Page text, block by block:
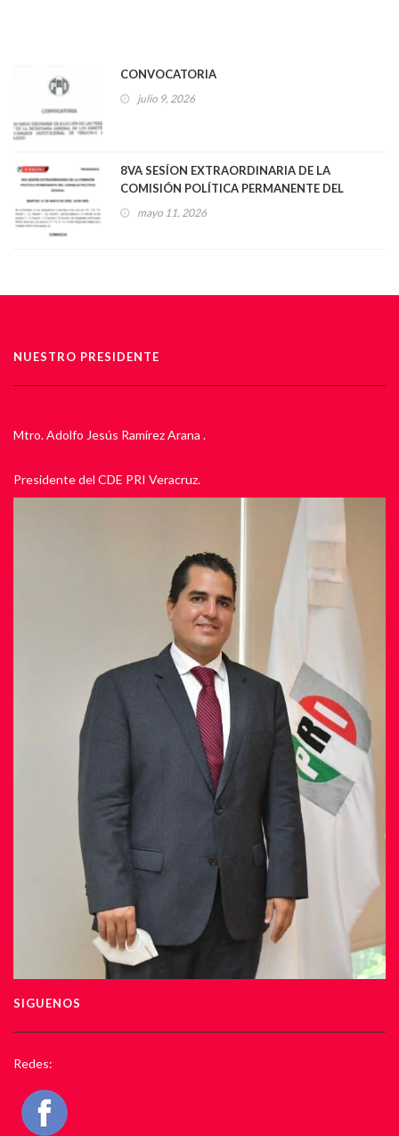
CONVOCATORIA
julio 9, 2026
8VA SESÍON EXTRAORDINARIA DE LA
COMISIÓN POLÍTICA PERMANENTE DEL
CONSEJO POLÍTICO ESTATAL
mayo 11, 2026
NUESTRO PRESIDENTE
Mtro. Adolfo Jesús Ramírez Arana .
Presidente del CDE PRI Veracruz.
SIGUENOS
Redes: